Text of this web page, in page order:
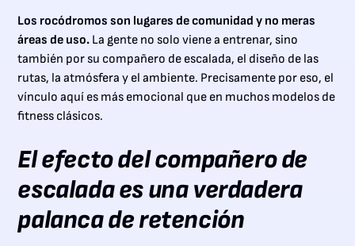
Los rocódromos son lugares de comunidad y no meras
áreas de uso. La gente no solo viene a entrenar, sino
también por su compañero de escalada, el diseño de las
rutas, la atmósfera y el ambiente. Precisamente por eso, el
vínculo aquí es más emocional que en muchos modelos de
fitness clásicos.
El efecto del compañero de
escalada es una verdadera
palanca de retención